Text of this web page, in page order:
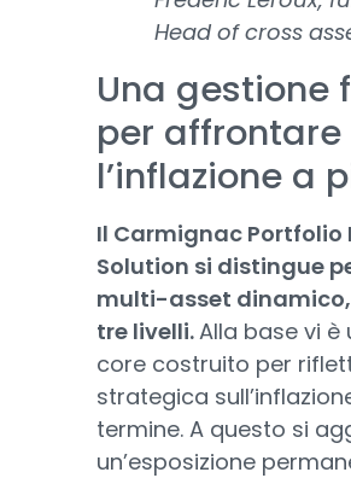
Head of cross
Una gestione
per affrontare
l’inflazione a
Il Carmignac
Solution si distingue
multi-asset
tre livelli.Alla base vi
core costruito per
strategica
termine. A questo si
un’esposizione